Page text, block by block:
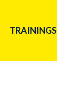
TRAININGS